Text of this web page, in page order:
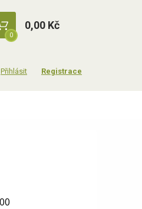
0
0,00 Kč
Přihlásit Registrace